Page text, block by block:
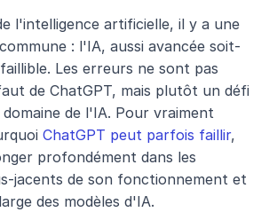
l'intelligence artificielle, il y a une
: l'IA, aussi avancée soit-
Les erreurs ne sont pas
de ChatGPT, mais plutôt un défi
de l'IA. Pour vraiment
ChatGPT peut parfois faillir,
profondément dans les
jacents de son fonctionnement et
des modèles d'IA.